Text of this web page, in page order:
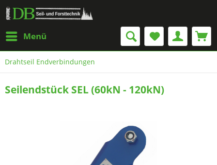
Menü
Drahtseil Endverbindungen
Seilendstück SEL (60kN - 120kN)